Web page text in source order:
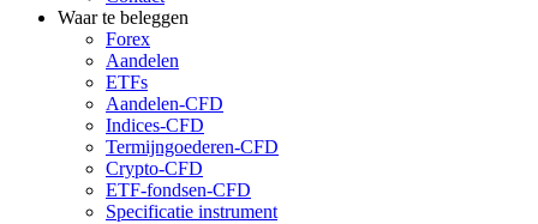
Waar te beleggen
Forex
Aandelen
ETFs
Aandelen-CFD
Indices-CFD
Termijngoederen-CFD
Crypto-CFD
ETF-fondsen-CFD
Specificatie instrument